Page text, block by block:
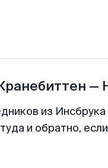
—
из
и обратно,